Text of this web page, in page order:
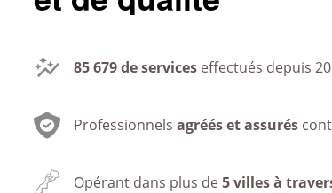
85 679de services effectués depuis
Professionnels agréés et assurés
Opérant dans plus de5 villes à